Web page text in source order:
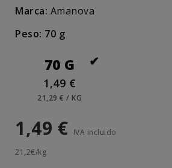
Marca: Amanova
Peso: 70 g
70 G
1,49 €
21,29 € / KG
1,49 € IVA incluido
21,2€/kg